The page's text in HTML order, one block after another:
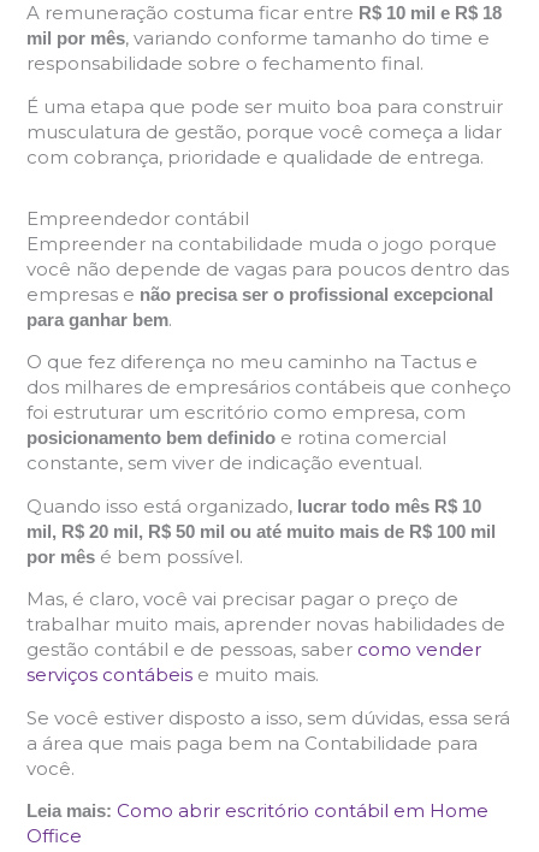
A remuneração costuma ficar entre R$ 10 mil e R$ 18
mil por mês, variando conforme tamanho do time e
responsabilidade sobre o fechamento final.
É uma etapa que pode ser muito boa para construir
musculatura de gestão, porque você começa a lidar
com cobrança, prioridade e qualidade de entrega.
Empreendedor contábil
Empreender na contabilidade muda o jogo porque
você não depende de vagas para poucos dentro das
empresas e não precisa ser o profissional excepcional
para ganhar bem.
O que fez diferença no meu caminho na Tactus e
dos milhares de empresários contábeis que conheço
foi estruturar um escritório como empresa, com
posicionamento bem definido e rotina comercial
constante, sem viver de indicação eventual.
Quando isso está organizado, lucrar todo mês R$ 10
mil, R$ 20 mil, R$ 50 mil ou até muito mais de R$ 100 mil
por mêsé bem possível.
Mas, é claro, você vai precisar pagar o preço de
trabalhar muito mais, aprender novas habilidades de
gestão contábil e de pessoas, saber como vender
serviços contábeise muito mais.
Se você estiver disposto a isso, sem dúvidas, essa será
a área que mais paga bem na Contabilidade para
você.
Leia mais: Como abrir escritório contábil em Home
Office